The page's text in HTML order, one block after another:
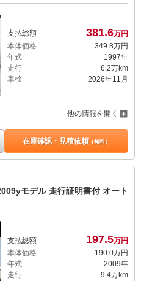
支払総額 381.6万円
本体価格
349. 8万円
年式
1997年
走行
6.2万km
車検
2026年11月
他の情報を開く
在庫確認・見積依頼（無料）
モデル 走行証明書付 オート
支払総額 197.5万円
本体価格
190.0万円
年式
2009年
走行
9.4万km